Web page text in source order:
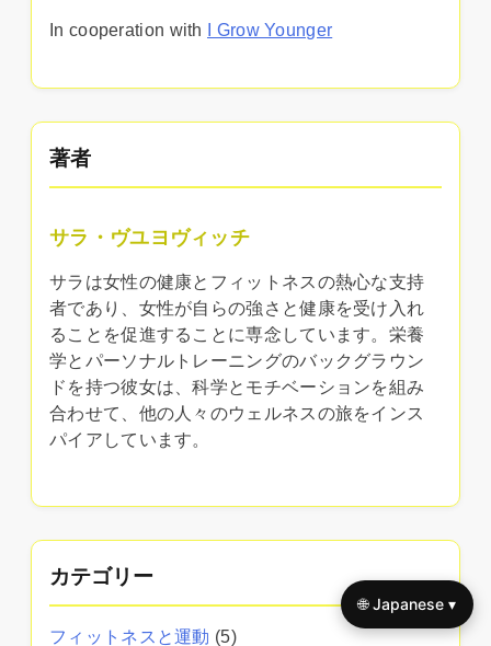
In cooperation with I Grow Younger
著者
サラ・ヴユヨヴィッチ
サラは女性の健康とフィットネスの熱心な支持
者であり、女性が自らの強さと健康を受け入れ
ることを促進することに専念しています。栄養
学とパーソナルトレーニングのバックグラウン
ドを持つ彼女は、科学とモチベーションを組み
合わせて、他の人々のウェルネスの旅をインス
パイアしています。
カテゴリー
フィットネスと運動 (5)
🌐 Japanese ▾